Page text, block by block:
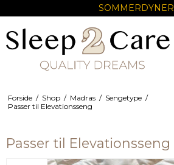
SOMMERDYNER
Forside / Shop / Madras / Sengetype /
Passer til Elevationsseng
Passer til Elevationsseng